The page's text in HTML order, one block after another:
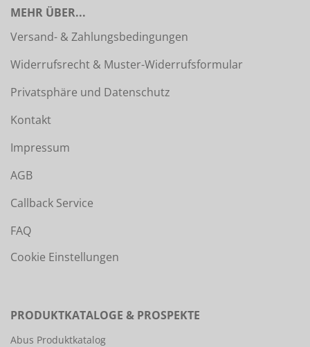
MEHR ÜBER...
Versand- & Zahlungsbedingungen
Widerrufsrecht & Muster-Widerrufsformular
Privatsphäre und Datenschutz
Kontakt
Impressum
AGB
Callback Service
FAQ
Cookie Einstellungen
PRODUKTKATALOGE & PROSPEKTE
Abus Produktkatalog